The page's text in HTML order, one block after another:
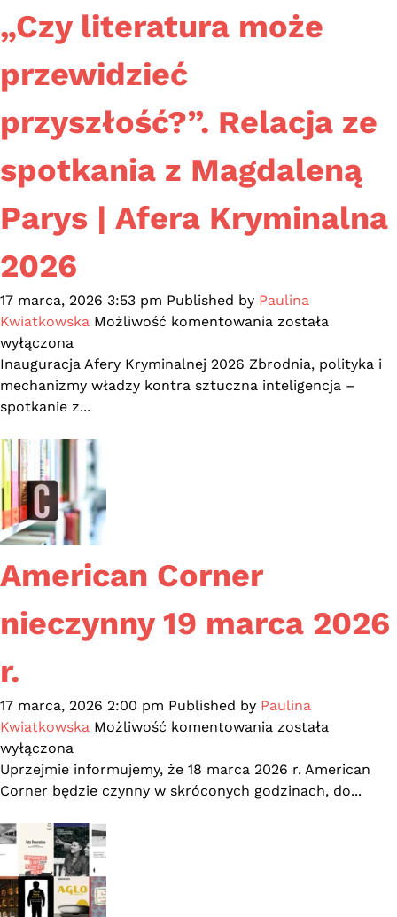
r.
„Czy literatura może
przewidzieć
przyszłość?”. Relacja ze
spotkania z Magdaleną
Parys | Afera Kryminalna
2026
17 marca, 2026 3:53 pm Published by Paulina
Kwiatkowska Możliwość komentowania „Czy
może
przewidzieć
2026
została
wyłączona
Inauguracja Afery Kryminalnej 2026 Zbrodnia, polityka i
mechanizmy władzy kontra sztuczna inteligencja –
spotkanie z...
American Corner
nieczynny 19 marca 2026
r.
17 marca, 2026 2:00 pm Published by Paulina
Kwiatkowska Możliwość komentowania American
nieczynny
19
została
wyłączona
Uprzejmie informujemy, że 18 marca 2026 r. American
Corner będzie czynny w skróconych godzinach, do...